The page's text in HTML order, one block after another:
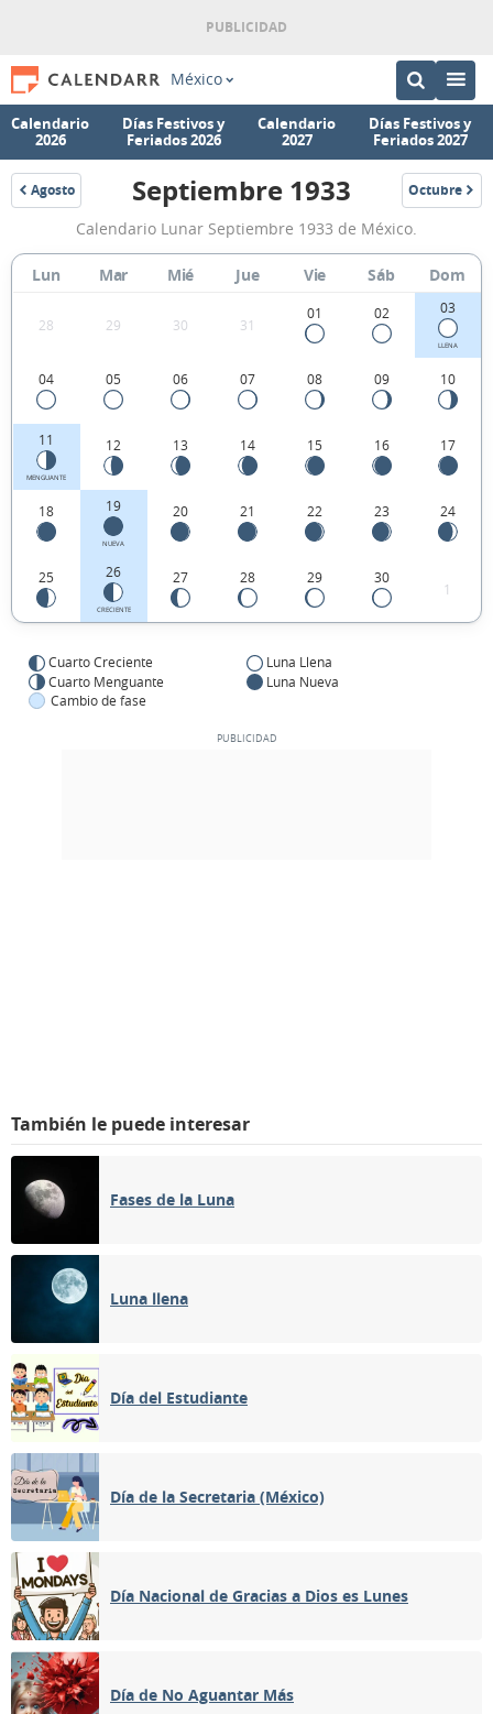
México
Calendario
2026
Días Festivos y
Feriados 2026
Calendario
2027
Días Festivos y
Feriados 2027
Agosto
1933
Calendario
Lunar
Septiembre
México.
Septiembre 1933 Octubre
1933
Calendario Lunar Septiembre 1933 de México.
Lun Mar Mié Jue Vie Sáb Dom
28 29 30 31
01 02 03
LLENA
04 05 06 07 08 09 10
11
MENGUANTE
12 13 14 15 16 17
18 19
NUEVA
20 21 22 23 24
25 26
CRECIENTE
27 28 29 30
1
Cuarto Creciente
Luna Llena
Cuarto Menguante
Luna Nueva
Cambio de fase
También le puede interesar
Fases de la Luna
Luna llena
Día del Estudiante
Día de la Secretaria (México)
Día Nacional de Gracias a Dios es Lunes
Día de No Aguantar Más